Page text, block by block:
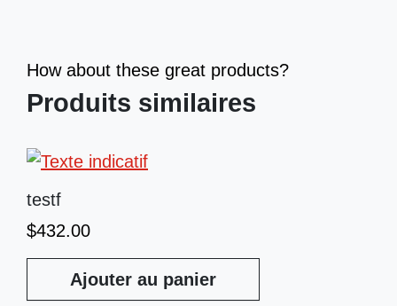
How about these great products?
Produits similaires
testf
$432.00
Ajouter au panier